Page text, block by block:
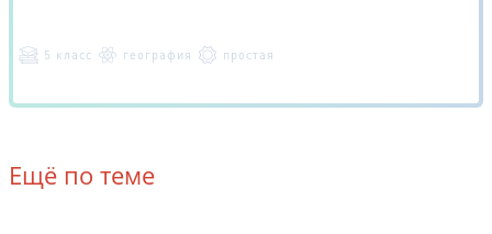
5 класс география простая
Ещё по теме